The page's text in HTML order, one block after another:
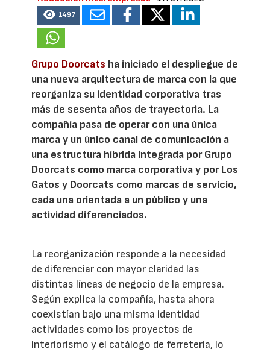
1497
Grupo Doorcats ha iniciado el despliegue de
una nueva arquitectura de marca con la que
reorganiza su identidad corporativa tras
más de sesenta años de trayectoria. La
compañía pasa de operar con una única
marca y un único canal de comunicación a
una estructura híbrida integrada por Grupo
Doorcats como marca corporativa y por Los
Gatos y Doorcats como marcas de servicio,
cada una orientada a un público y una
actividad diferenciados.
La reorganización responde a la necesidad
de diferenciar con mayor claridad las
distintas líneas de negocio de la empresa.
Según explica la compañía, hasta ahora
coexistían bajo una misma identidad
actividades como los proyectos de
interiorismo y el catálogo de ferretería, lo